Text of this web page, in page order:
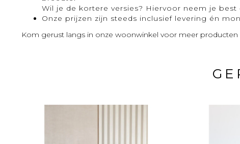
Wil je de kortere versies? Hiervoor neem je
Onze prijzen zijn steeds inclusief levering én
Kom gerust langs in onze woonwinkel voor meer